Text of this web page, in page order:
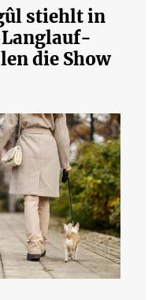
stiehlt in
die Show